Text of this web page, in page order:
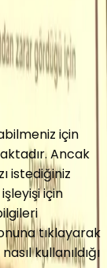
ve görseli
saklı tutar.
için
Ancak
istediğiniz
için
tıklayarak
kullanıldığı